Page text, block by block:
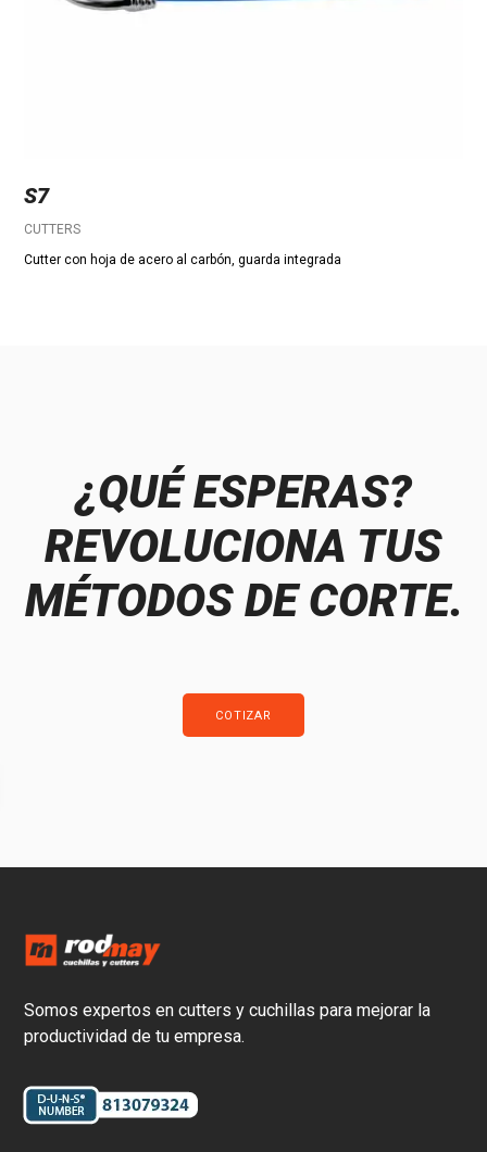
S7
CUTTERS
Cutter con hoja de acero al carbón, guarda integrada
¿QUÉ ESPERAS?
REVOLUCIONA TUS
MÉTODOS DE CORTE.
COTIZAR
Somos expertos en cutters y cuchillas para mejorar la
productividad de tu empresa.